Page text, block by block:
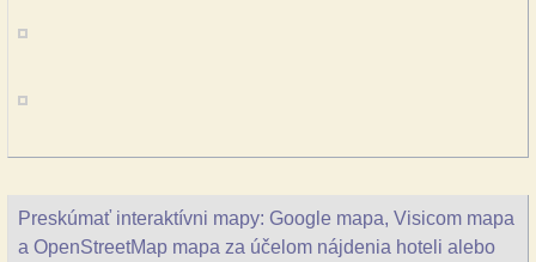
Preskúmať interaktívni mapy: Google mapa, Visicom mapa
a OpenStreetMap mapa za účelom nájdenia hoteli alebo